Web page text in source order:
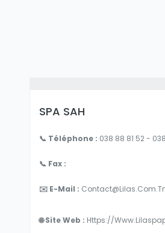
SPA SAH
📞 Téléphone : 038 88 81 52 -
📞 Fax :
✉️ E-Mail :
🌐 Site Web : Https://